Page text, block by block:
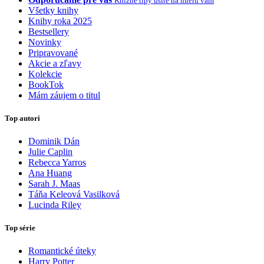
Všetky knihy
Knihy roka 2025
Bestsellery
Novinky
Pripravované
Akcie a zľavy
Kolekcie
BookTok
Mám záujem o titul
Top autori
Dominik Dán
Julie Caplin
Rebecca Yarros
Ana Huang
Sarah J. Maas
Táňa Keleová Vasilková
Lucinda Riley
Top série
Romantické úteky
Harry Potter